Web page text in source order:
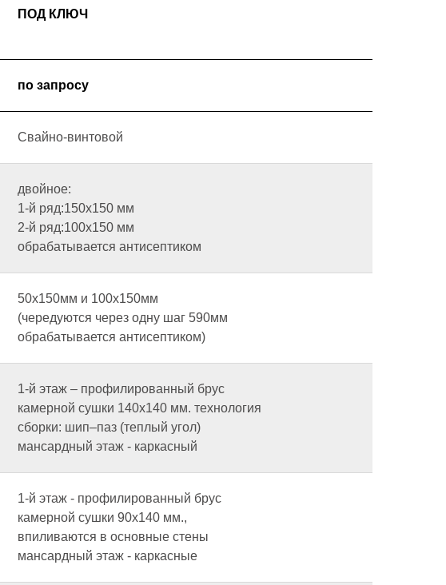
ПОД КЛЮЧ
по запросу
Свайно-винтовой
двойное:
1-й ряд:150х150 мм
2-й ряд:100х150 мм
обрабатывается антисептиком
50х150мм и 100х150мм
(чередуются через одну шаг 590мм
обрабатывается антисептиком)
1-й этаж – профилированный брус
камерной сушки 140х140 мм. технология
сборки: шип–паз (теплый угол)
мансардный этаж - каркасный
1-й этаж - профилированный брус
камерной сушки 90х140 мм.,
впиливаются в основные стены
мансардный этаж - каркасные